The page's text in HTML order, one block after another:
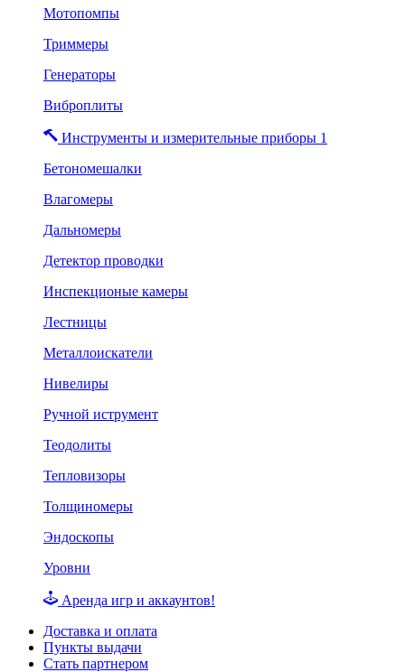
Мотопомпы
Триммеры
Генераторы
Виброплиты
Инструменты и измерительные приборы 1
Бетономешалки
Влагомеры
Дальномеры
Детектор проводки
Инспекционые камеры
Лестницы
Металлоискатели
Нивелиры
Ручной иструмент
Теодолиты
Тепловизоры
Толщиномеры
Эндоскопы
Уровни
Аренда игр и аккаунтов!
Доставка и оплата
Пункты выдачи
Стать партнером